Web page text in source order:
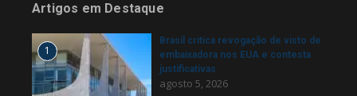
Artigos em Destaque
1
Brasil critica revogação de visto de
embaixadora nos EUA e contesta
justificativas
agosto 5, 2026